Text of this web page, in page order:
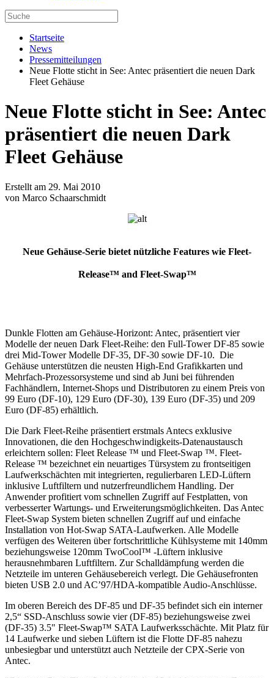
Startseite
News
Pressemitteilungen
Neue Flotte sticht in See: Antec präsentiert die neuen Dark
Fleet Gehäuse
Neue Flotte sticht in See: Antec
präsentiert die neuen Dark
Fleet Gehäuse
Erstellt am 29. Mai 2010
von Marco Schaarschmidt
Neue Gehäuse-Serie bietet nützliche Features wie Fleet-
Release™ and Fleet-Swap™
Dunkle Flotten am Gehäuse-Horizont: Antec, präsentiert vier
Modelle der neuen Dark Fleet-Reihe: den Full-Tower DF-85 sowie
drei Mid-Tower Modelle DF-35, DF-30 sowie DF-10. Die
Gehäuse unterstützen die neusten High-End Grafikkarten und
Mehrfach-Prozessorsysteme und sind ab Juni bei führenden
Fachhändlern, Internet-Shops und Distributoren zu einem Preis von
99 Euro (DF-10), 129 Euro (DF-30), 139 Euro (DF-35) und 209
Euro (DF-85) erhältlich.
Die Dark Fleet-Reihe präsentiert erstmals Antecs exklusive
Innovationen, die den Hochgeschwindigkeits-Datenaustausch
erleichtern sollen: Fleet Release ™ und Fleet-Swap ™. Fleet-
Release ™ bezeichnet ein neuartiges Türsystem zu frontseitigen
Laufwerkschächten mit integrierten, regulierbaren LED-Lüftern
inklusive Luftfiltern und nutzerfreundlichem Handling. Der
Anwender profitiert vom schnellen Zugriff auf Festplatten, von
verbesserter Wartungs- und Erweiterungsmöglichkeiten. Das Antec
Fleet-Swap System bieten schnellen Zugriff auf und einfache
Installation von Hot-Swap SATA-Laufwerken. Alle Modelle
verfügen des Weiteren über fortschrittliche Kühlsysteme mit 140mm
beziehungsweise 120mm TwoCool™ -Lüftern inklusive
herausnehmbaren Luftfiltern. Zur Schalldämpfung werden die
Netzteile im unteren Gehäusebereich verlegt. Die Gehäusefronten
bieten USB 2.0 und AC’97/HDA-kompatible Audio-Anschlüsse.
Im oberen Bereich des DF-85 und DF-35 befindet sich ein interner
2,5“ SSD-Anschluss sowie vier (DF-85) beziehungsweise zwei
(DF-35) 3.5" Fleet-Swap™ SATA Laufwerksschächte. Mit Platz für
14 Laufwerke und sieben Lüftern ist die Flotte DF-85 nahezu
unbesiegbar und unterstützt auch Netzteile der CPX-Serie von
Antec.